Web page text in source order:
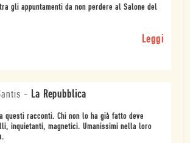
gli appuntamenti da non perdere al Salone del
Leggi
- La Repubblica
questi racconti. Chi non lo ha già fatto deve
inquietanti, magnetici. Umanissimi nella loro